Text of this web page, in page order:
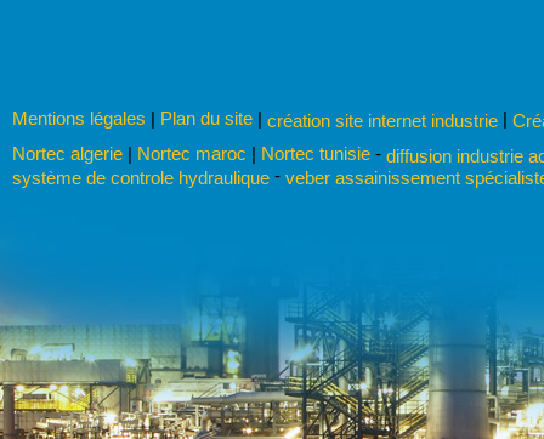
Mentions légales | Plan du site | création site internet industrie |
Nortec algerie | Nortec maroc | Nortec tunisie - diffusion industrie
système de controle hydraulique - veber assainissement